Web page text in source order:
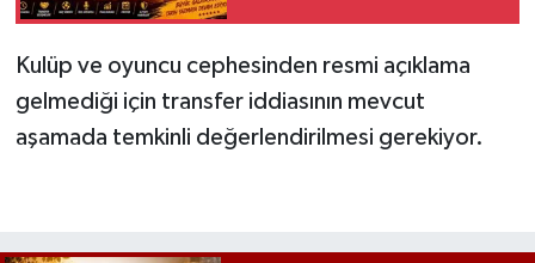
Kulüp ve oyuncu cephesinden resmi açıklama
gelmediği için transfer iddiasının mevcut
aşamada temkinli değerlendirilmesi gerekiyor.